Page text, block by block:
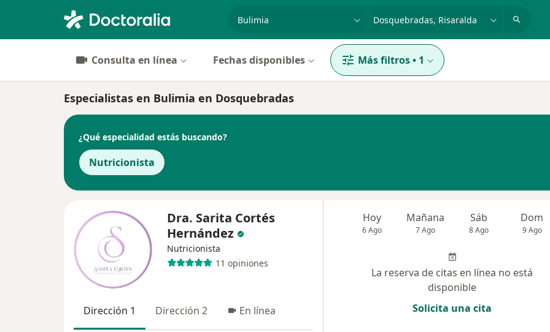
Consulta en línea Fechas disponibles Más filtros• 1
Especialistas en Bulimia en Dosquebradas
¿Qué especialidad estás buscando?
Nutricionista
Dra. Sarita Cortés
Hernández
Nutricionista
11 opiniones
Dirección 1 Dirección 2 En línea
Hoy
6 Ago
Mañana
7 Ago
Sáb
8 Ago
Dom
9 Ago
La reserva de citas en línea no está
disponible
Solicita una cita